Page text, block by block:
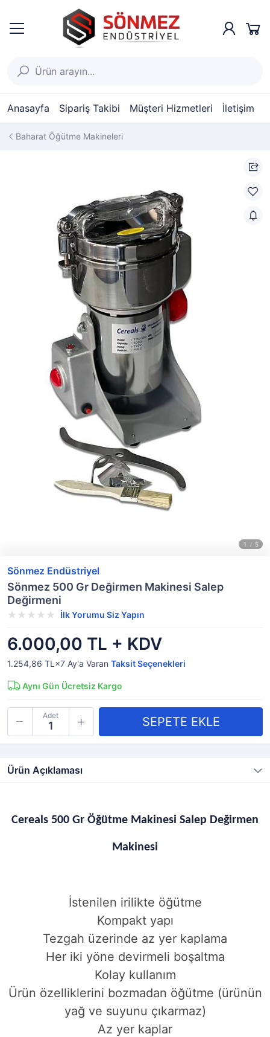
Anasayfa Sipariş Takibi Müşteri Hizmetleri İletişim
Baharat Öğütme Makineleri
Sönmez Endüstriyel
Sönmez 500 Gr Değirmen Makinesi Salep
Değirmeni
İlk Yorumu Siz Yapın
6.000,00 TL + KDV
1.254,86 TL×7 Ay'a Varan Taksit Seçenekleri
Aynı Gün Ücretsiz Kargo
Adet
Ürün Açıklaması
Cereals 500 Gr Öğütme Makinesi Salep Değirmen
Makinesi
İstenilen irilikte öğütme
Kompakt yapı
Tezgah üzerinde az yer kaplama
Her iki yöne devirmeli boşaltma
Kolay kullanım
Ürün özelliklerini bozmadan öğütme (ürünün
yağ ve suyunu çıkarmaz)
Az yer kaplar